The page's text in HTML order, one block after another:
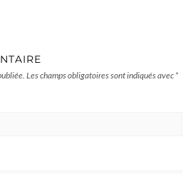
Les champs obligatoires sont indiqués avec *